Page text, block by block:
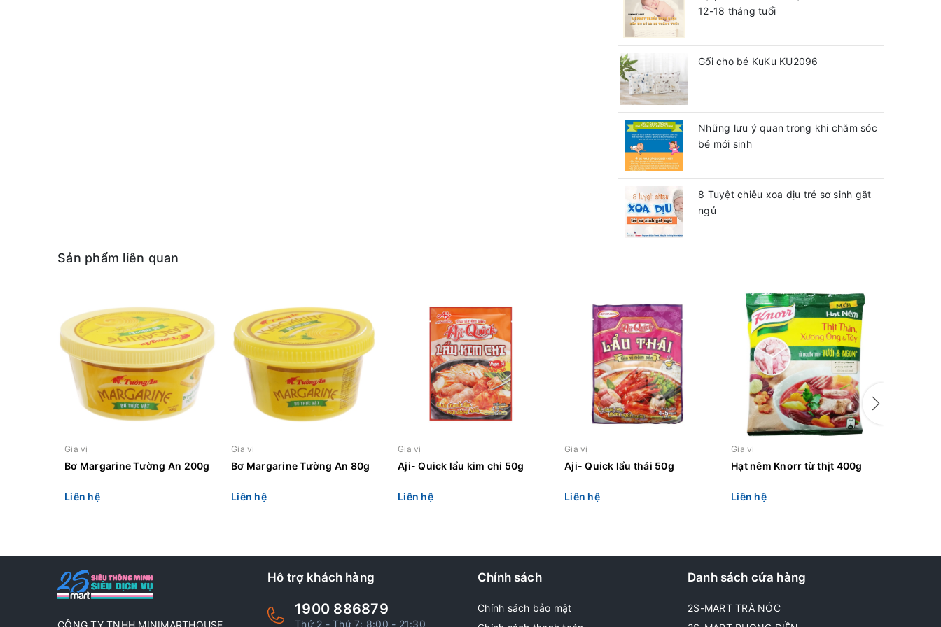
12-18 tháng tuổi
Gối cho bé KuKu KU2096
Những lưu ý quan trong khi chăm sóc
bé mới sinh
8 Tuyệt chiêu xoa dịu trẻ sơ sinh gắt
ngủ
Sản phẩm liên quan
Gia vị
Bơ Margarine Tường An 200g
Liên hệ
Gia vị
Bơ Margarine Tường An 80g
Liên hệ
Gia vị
Aji- Quick lẩu kim chi 50g
Liên hệ
Gia vị
Aji- Quick lẩu thái 50g
Liên hệ
Gia vị
Hạt nêm Knorr từ thịt 400g
Liên hệ
CÔNG TY TNHH MINIMARTHOUSE
Hỗ trợ khách hàng
1900 886879
Thứ 2 - Thứ 7: 8:00 - 21:30
Chính sách
Chính sách bảo mật
Danh sách cửa hàng
2S-MART TRÀ NÓC